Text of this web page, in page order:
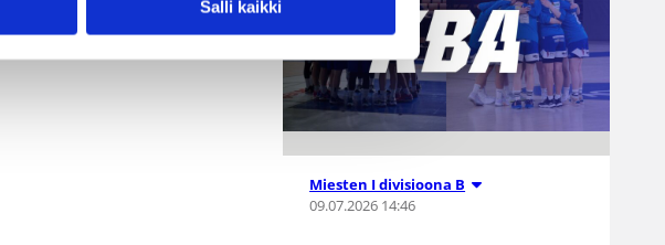
Salli kaikki
Miesten I divisioona B
09.07.2026 14:46